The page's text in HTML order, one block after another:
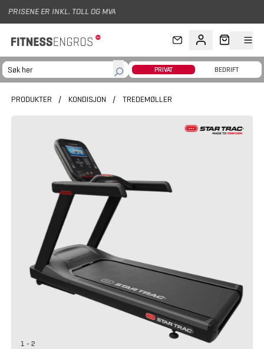
Hopp til hovedinnhold
MVA
PRIVAT BEDRIFT
PRODUKTER / KONDISJON / TREDEMØLLER
1 - 2